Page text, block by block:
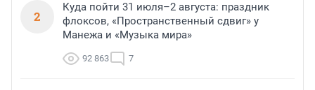
2
Куда пойти 31 июля–2 августа: праздник
флоксов, «Пространственный сдвиг» у
Манежа и «Музыка мира»
92 863 7